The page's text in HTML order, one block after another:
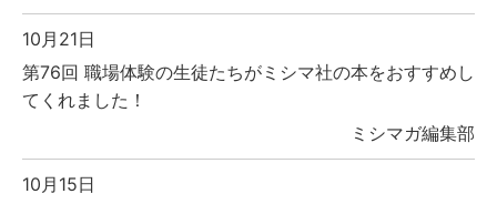
10月21日
第76回 職場体験の生徒たちがミシマ社の本をおすすめし
てくれました！
ミシマガ編集部
10月15日